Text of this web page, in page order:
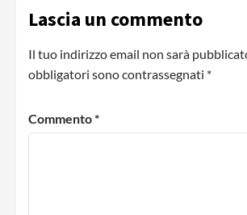
Lascia un commento
Il tuo indirizzo email non sarà
obbligatori sono contrassegnati *
Commento*